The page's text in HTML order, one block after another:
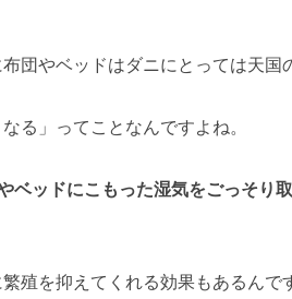
団やベッドはダニにとっては天国
る」ってことなんですよね。
ベッドにこもった湿気をごっそり
殖を抑えてくれる効果もあるんで